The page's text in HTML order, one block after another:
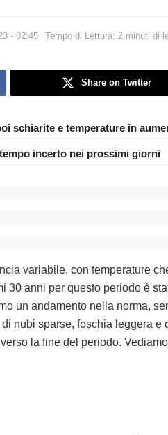
- 02:45 Tempo di Lettura: 2 minuti di
Share on Twitter
schiarite e temperature in
incerto nei prossimi giorni
variabile, con temperature
30 anni per questo periodo è
un andamento nella norma,
nubi sparse, foschia leggera e
la fine del periodo.